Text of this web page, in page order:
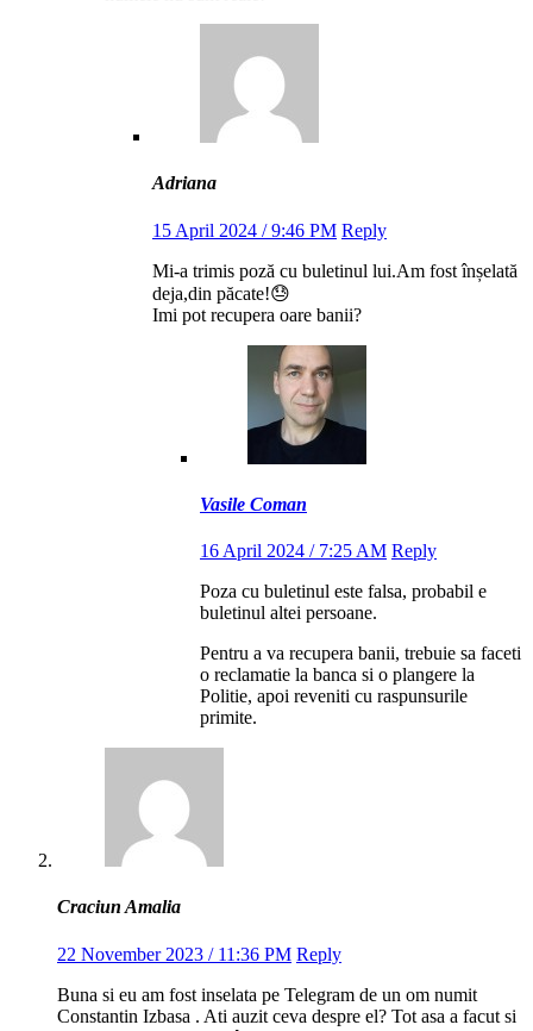
Adriana
15 April 2024 / 9:46 PM Reply
Mi-a trimis poză cu buletinul lui.Am fost înșelată
deja,din păcate!😓
Imi pot recupera oare banii?
Vasile Coman
16 April 2024 / 7:25 AM Reply
Poza cu buletinul este falsa, probabil e
buletinul altei persoane.
Pentru a va recupera banii, trebuie sa faceti
o reclamatie la banca si o plangere la
Politie, apoi reveniti cu raspunsurile
primite.
Craciun Amalia
22 November 2023 / 11:36 PM Reply
Buna si eu am fost inselata pe Telegram de un om numit
Constantin Izbasa . Ati auzit ceva despre el? Tot asa a facut si